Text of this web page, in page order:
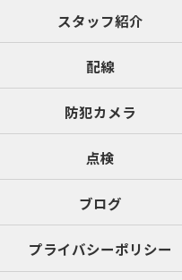
スタッフ紹介
配線
防犯カメラ
点検
ブログ
プライバシーポリシー